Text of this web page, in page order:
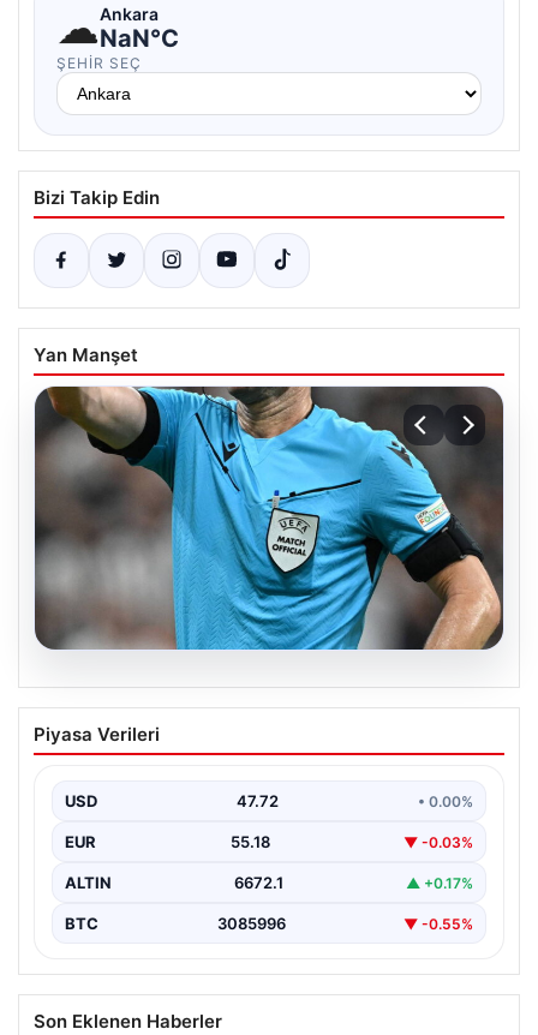
☁Ankara
NaN°C
ŞEHIR SEÇ
Bizi Takip Edin
Yan Manşet
09.08.2026
Beşiktaş ile Hradec Králové
Randevusunun Hakem Ataması Netleşti
oynayacağı rövanş maçında görev yapacak hakem
kadrosu…
Piyasa Verileri
USD 47.72 • 0.00%
EUR 55.18 ▼ -0.03%
ALTIN 6672.1 ▲ +0.17%
BTC 3085996 ▼ -0.55%
Son Eklenen Haberler